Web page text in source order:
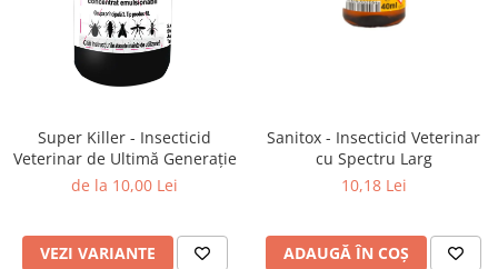
Super Killer - Insecticid
Veterinar de Ultimă Generație
de la 10,00 Lei
VEZI VARIANTE
Sanitox - Insecticid Veterinar
cu Spectru Larg
10,18 Lei
ADAUGĂ ÎN COȘ